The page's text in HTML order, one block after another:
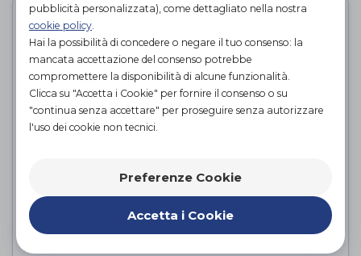
COLLANT 70 DENARI EXTRA -
NERO
di
pubblicità personalizzata), come dettagliato nella nostra
cookie policy
Hai la possibilità di concedere o negare il tuo consenso: la
mancata accettazione del consenso potrebbe
compromettere la disponibilità di alcune funzionalità.
Clicca su "Accetta i Cookie" per fornire il consenso o su
"continua senza accettare" per proseguire senza autorizzare
l'uso dei cookie non tecnici.
Preferenze Cookie
Accetta i Cookie